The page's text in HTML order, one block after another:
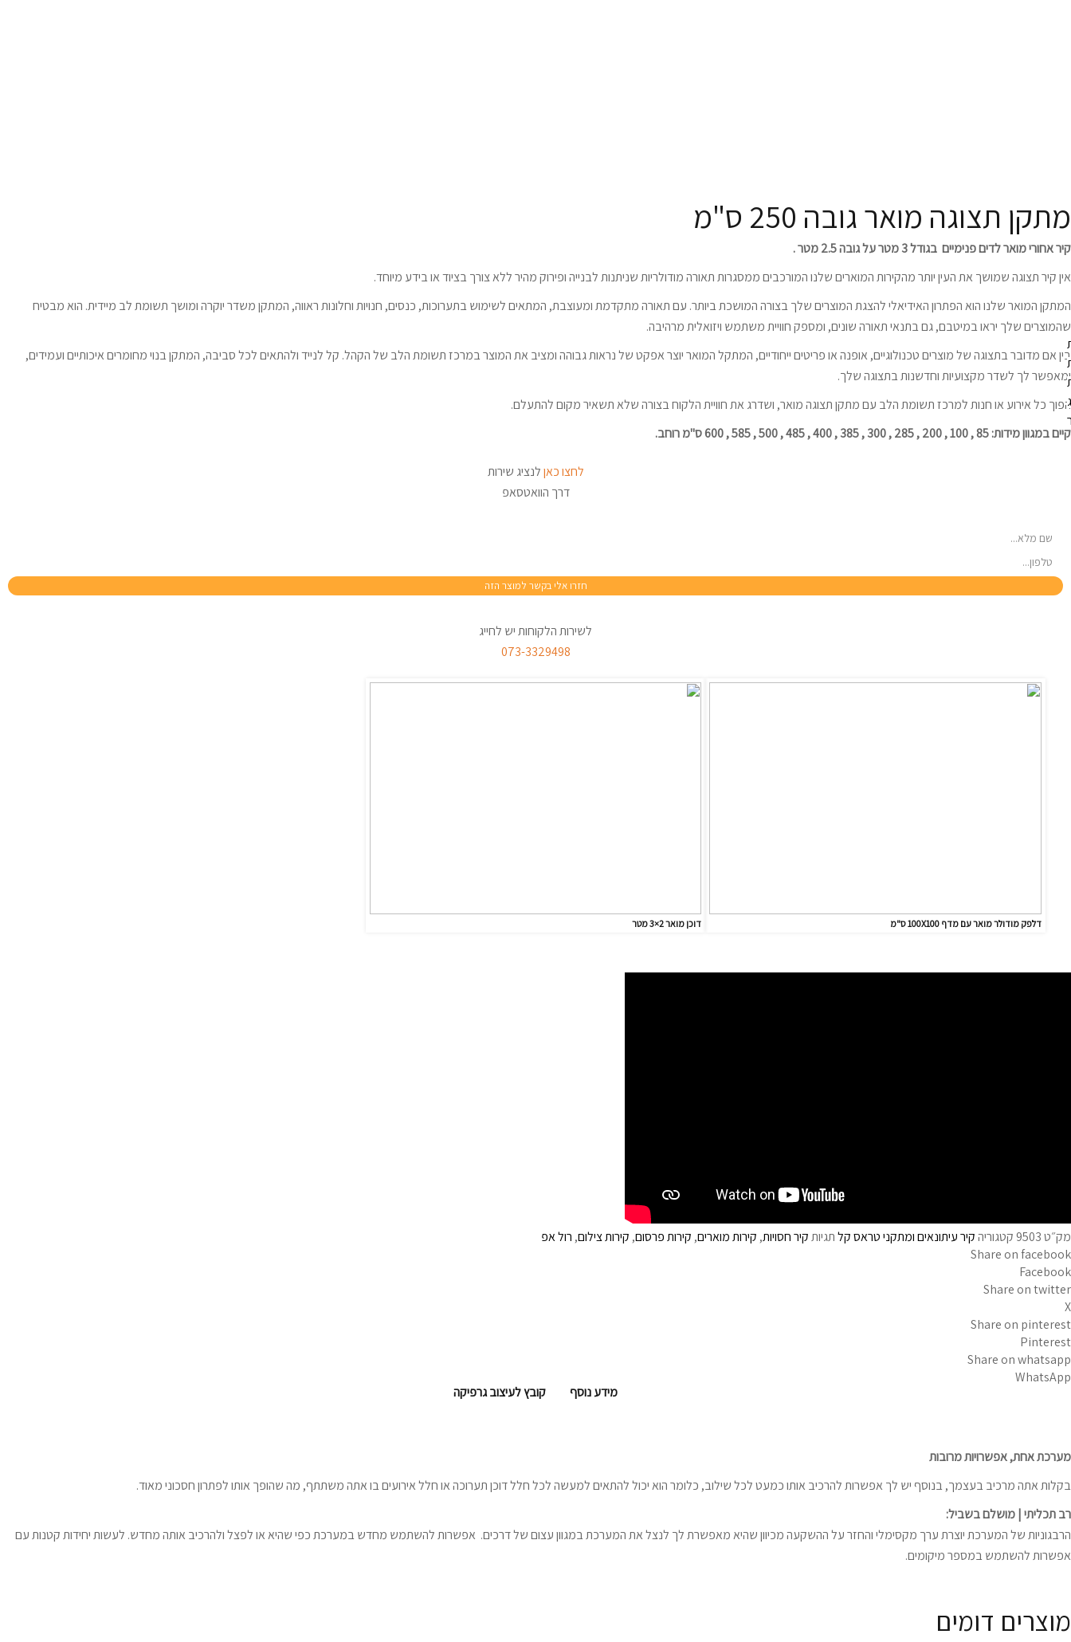
מתקן תצוגה מואר גובה 250 ס"מ
קיר אחורי מואר לדים פנימיים בגודל 3 מטר על גובה 2.5 מטר .
אין קיר תצוגה שמושך את העין יותר מהקירות המוארים שלנו המורכבים ממסגרות תאורה מודולריות שניתנות לבנייה ופירוק מהיר ללא צורך בציוד או בידע מיוחד.
המתקן המואר שלנו הוא הפתרון האידיאלי להצגת המוצרים שלך בצורה המושכת ביותר. עם תאורה מתקדמת ומעוצבת, המתאים לשימוש בתערוכות, כנסים, חנויות וחלונות ראווה, המתקן משדר יוקרה ומושך תשומת לב מיידית. הוא מבטיח
שהמוצרים שלך יראו במיטבם, גם בתנאי תאורה שונים, ומספק חוויית משתמש ויזואלית מרהיבה.
בין אם מדובר בתצוגה של מוצרים טכנולוגיים, אופנה או פריטים ייחודיים, המתקל המואר יוצר אפקט של נראות גבוהה ומציב את המוצר במרכז תשומת הלב של הקהל. קל לנייד ולהתאים לכל סביבה, המתקן בנוי מחומרים איכותיים ועמידים,
ומאפשר לך לשדר מקצועיות וחדשנות בתצוגה שלך.
הפוך כל אירוע או חנות למרכז תשומת הלב עם מתקן תצוגה מואר, ושדרג את חוויית הלקוח בצורה שלא תשאיר מקום להתעלם.
קיים במגוון מידות: 85 , 100 , 200 , 285 , 300 , 385 , 400 , 485 , 500 , 585 , 600 ס"מ רוחב.
לחצו כאןלנציג שירות
דרך הוואטסאפ
לשירות הלקוחות יש לחייג
073-3329498
דלפק מודולר מואר עם מדף 100X100 ס"מ דוכן מואר 2×3 מטר
מק״ט9503קטגוריהקיר עיתונאים ומתקני טראס קלתגיותקיר חסויות, קירות מוארים, קירות פרסום, קירות צילום, רול אפ
Share on facebook
Facebook
Share on twitter
X
Share on pinterest
Pinterest
Share on whatsapp
WhatsApp
מידע נוסף
קובץ לעיצוב גרפיקה
מערכת אחת, אפשרויות מרובות
בקלות אתה מרכיב בעצמך, בנוסף יש לך אפשרות להרכיב אותו כמעט לכל שילוב, כלומר הוא יכול להתאים למעשה לכל חלל דוכן תערוכה או חלל אירועים בו אתה משתתף, מה שהופך אותו לפתרון חסכוני מאוד.
רב תכליתי | מושלם בשביל:
הרבגוניות של המערכת יוצרת ערך מקסימלי והחזר על ההשקעה מכיוון שהיא מאפשרת לך לנצל את המערכת במגוון עצום של דרכים. אפשרות להשתמש מחדש במערכת כפי שהיא או לפצל ולהרכיב אותה מחדש. לעשות יחידות קטנות עם
אפשרות להשתמש במספר מיקומים.
מוצרים דומים